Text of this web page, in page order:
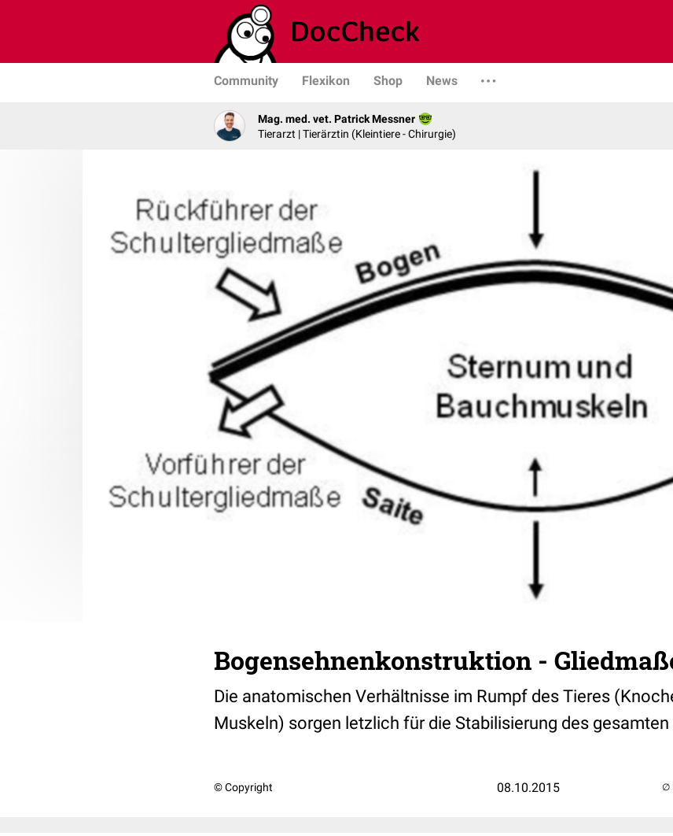
Community Flexikon Shop News
Mag. med. vet. Patrick Messner
Tierarzt | Tierärztin (Kleintiere - Chirurgie)
Bogensehnenkonstruktion -
Die anatomischen Verhältnisse im Rumpf des Tieres
Muskeln) sorgen letzlich für die Stabilisierung des gesamten
© Copyright 08.10.2015